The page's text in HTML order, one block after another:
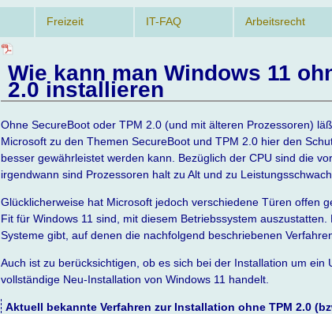
Freizeit IT-FAQ Arbeitsrecht
Wie kann man Windows 11
2.0 installieren
Ohne SecureBoot oder TPM 2.0 (und mit älteren Prozessoren)
Microsoft zu den Themen SecureBoot und TPM 2.0 hier den
besser gewährleistet werden kann. Bezüglich der CPU sind die
irgendwann sind Prozessoren halt zu Alt und zu
Glücklicherweise hat Microsoft jedoch verschiedene Türen offen
Fit für Windows 11 sind, mit diesem Betriebssystem
Systeme gibt, auf denen die nachfolgend beschriebenen
Auch ist zu berücksichtigen, ob es sich bei der Installation um
vollständige Neu-Installation von Windows 11 handelt.
Aktuell bekannte Verfahren zur Installation ohne TPM 2.0